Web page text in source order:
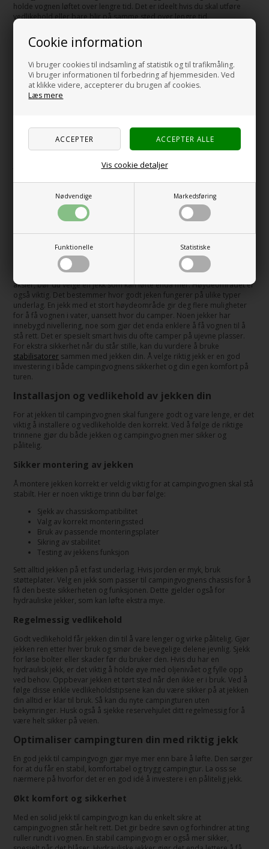
Cookie information
Vi bruger cookies til indsamling af statistik og til trafikmåling.
Vi bruger informationen til forbedring af hjemmesiden. Ved
at klikke videre, accepterer du brugen af cookies.
Læs mere
Nødvendige Markedsføring
Funktionelle Statistiske
Vis cookie detaljer
holde vognen løftet over lengre tid. Det er ideelt hvis du skal utføre
vedlikehold eller bare blir på samme sted over lengre tid.
ALKO-jekk: Spesialisert løsning
De passer godt til ulike campingvognmodeller og chassistyper. Disse
jekker er sterke nok til å håndtere tunge belastninger, men likevel lette
å sette på og ta av. Det gjør dem ideelle når du er på farten, hvor plass
og vekt er viktige faktorer. ALKO tilbyr ulike modeller, slik at du kan
Velg riktig jekk til din campingvogn
Å velge riktig jekk til campingvogn er svært viktig for en sikker tur.
jekk som kan håndtere mer enn campingvognens vekt. Det gir ekstra
vater, selv på ujevnt underlag. Det gjør hele campingturen mye mer
behagelig. Husk å sjekke om jekken passer til chassiset ditt, da noen
modeller er laget for bestemte typer. For å gjøre det enda mer stabilt,
kan du bruke nivåkilersammen med jekken din.
Løftekapasitet og høydeområde
Når du velger jekk, er det to ting du spesielt skal se etter: løftekapasitet
og høydeområde. Løftekapasiteten skal være minst like høy som
campingvognens vekt - gjerne høyere. Har du en campingvogn med to
aksler, bør du velge en jekk som kan løfte enda mer. Høydeområdet er
også viktig. Det bestemmer hvor godt jeken fungerer på ulike typer
underlag. En jekk med et stort høydeområde gir deg flere muligheter
for å få vognen i vater, uansett hvor du camper. Noen jekker har
innebygd nivellering, noe som gjør det enda enklere å få vognen til å
stå rett. Det er spesielt smart hvis du ofte camper på ujevne plasser.
For ekstra sikkerhet når du står stille, kan du vurdere å bruke
stabilisatorer sammen med jekken din. Å velge riktig jekk er en god
investering i både campingvognens sikkerhet og din egen komfort på
turen.
Installasjon og vedlikehold av jekken din
For at jekken til campingvognen skal fungere godt og vare lenge, er det
viktig å installere og vedlikeholde den korrekt. Ved å følge de riktige
trinnene gjør du både jekken og campingvognen mer sikker og
pålitelig.
Sikker montering av jekken
Å montere jekken korrekt er veldig viktig for at campingvognen skal stå
stabilt. Her er noen viktige trinn du bør følge:
Sjekk av chassiskompatibilitet
Valg av korrekt monteringssted
Bruk av passende monteringsplater
Sikring av stabilitet
Testing av jekkens funksjon
Sett alltid jekken på et fast underlag. Hvis jorden er myk, bruk
støtteplater. Velg en jekk som passer til campingvognens chassis for å
få den beste sikkerheten og funksjonen. Dette gjelder også for
hydrauliske jekker, som kan løfte ekstra mye.
Regelmessig vedlikehold
Godt vedlikehold får jekken din til å vare lenger og virke pålitelig. Gjør
jekken ren etter hver bruk og smør de bevegelige delene jevnlig. Sjekk
for løse bolter eller skader før du bruker den. Hvis du har en
hydraulisk jekk, er det viktig å holde øye med oljenivået og fylle opp
ved behov. Oppbevar jekken et tørt sted når den ikke er i bruk. Ved å
følge disse enkle vedlikeholdstipsene kan du være sikker på at jekken
din alltid er klar til bruk. Så kan du nyte campingturen uten
bekymringer. Husk også å sjekke reservehjulet ditt regelmessig for å
være helt sikker på veien.
Optimaliser campingturen din med riktig jekk
En god jekk til campingvogn gjør mye mer enn bare å løfte. Den sørger
for at du får en stabil, komfortabel og trygg campingtur. La oss se
nærmere på hvorfor det er en god idé å investere i en pålitelig jekk.
Økt komfort og sikkerhet
Med en solid jekk til campingvogn kan du enkelt sikre at
campingvognen står helt rett. Det gir bedre søvn og forhindrer at ting
ruller rundt i vognen. En stabil campingvogn er også mer sikker,